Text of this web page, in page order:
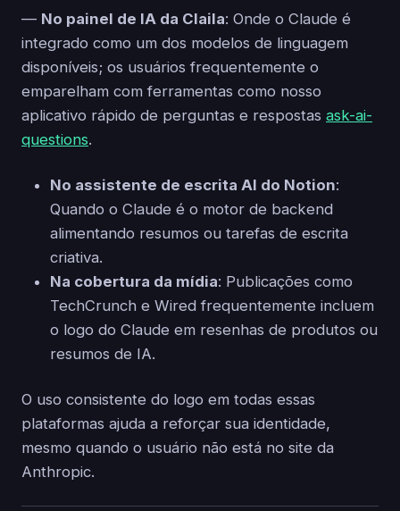
— No painel de IA da Claila: Onde o Claude é
integrado como um dos modelos de linguagem
disponíveis; os usuários frequentemente o
emparelham com ferramentas como nosso
aplicativo rápido de perguntas e respostas ask-ai-
questions.
No assistente de escrita AI do Notion:
Quando o Claude é o motor de backend
alimentando resumos ou tarefas de escrita
criativa.
Na cobertura da mídia: Publicações como
TechCrunch e Wired frequentemente incluem
o logo do Claude em resenhas de produtos ou
resumos de IA.
O uso consistente do logo em todas essas
plataformas ajuda a reforçar sua identidade,
mesmo quando o usuário não está no site da
Anthropic.